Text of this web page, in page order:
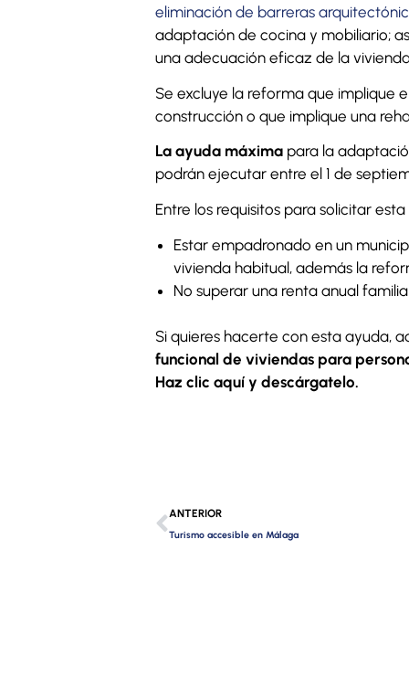
eliminación de barreras
adaptación de cocina y mobiliario;
una adecuación eficaz de la
Se excluye la reforma que implique
construcción o que implique una
La ayuda máxima para la
podrán ejecutar entre el 1 de
Entre los requisitos para solicitar
Estar empadronado en un
vivienda habitual, además la
No superar una renta anual
Si quieres hacerte con esta ayuda,
funcional de viviendas para
Haz clic aquí y descárgatelo.
Ant
ANTERIOR
Turismo accesible en Málaga